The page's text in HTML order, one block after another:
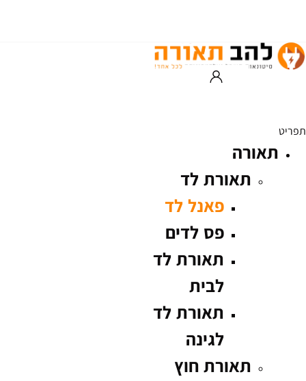
תפריט
תאורה
תאורת לד
פאנל לד
פס לדים
תאורת לד
לבית
תאורת לד
לגינה
תאורת חוץ